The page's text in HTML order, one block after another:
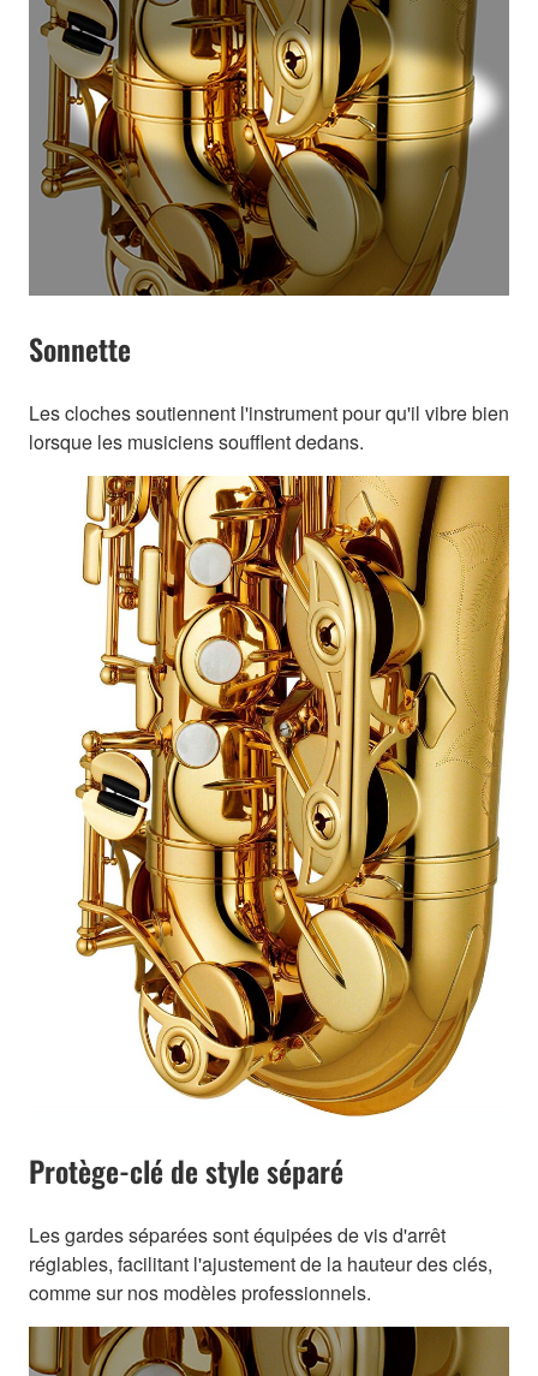
Sonnette
Les cloches soutiennent l'instrument pour qu'il vibre bien
lorsque les musiciens soufflent dedans.
Protège-clé de style séparé
Les gardes séparées sont équipées de vis d'arrêt
réglables, facilitant l'ajustement de la hauteur des clés,
comme sur nos modèles professionnels.